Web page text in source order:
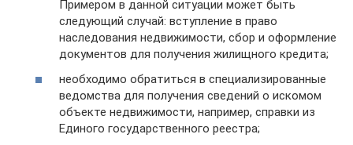
Примером в данной ситуации может быть
следующий случай: вступление в право
наследования недвижимости, сбор и оформление
документов для получения жилищного кредита;
необходимо обратиться в специализированные
ведомства для получения сведений о искомом
объекте недвижимости, например, справки из
Единого государственного реестра;